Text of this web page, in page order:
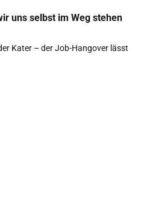
uns selbst im Weg stehen